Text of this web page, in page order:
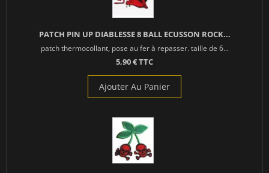
PATCH PIN UP DIABLESSE 8 BALL ECUSSON ROCK...
patch thermocollant, pose au fer à repasser. taille de 6...
5,90 € TTC
Ajouter Au Panier